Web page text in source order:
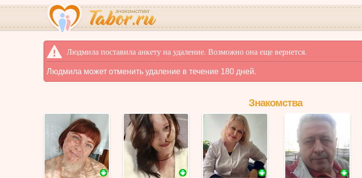
Людмила поставила анкету на удаление. Возможно она еще вернется.
Людмила может отменить удаление в течение 180 дней.
Знакомства